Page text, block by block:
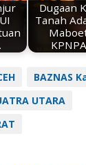
Dugaan
Tanah
BAZNAS
UTARA